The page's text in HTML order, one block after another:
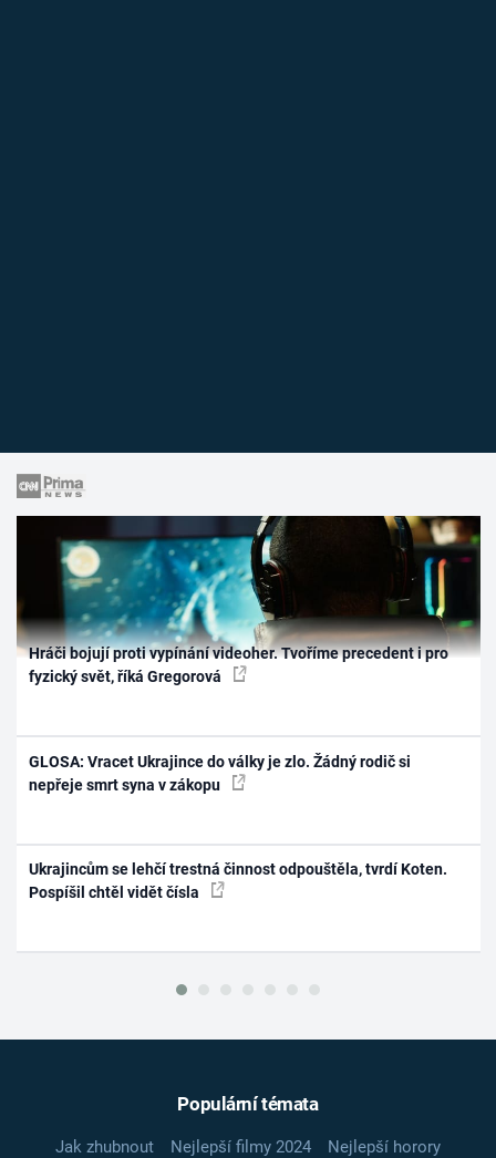
Hráči bojují proti vypínání videoher. Tvoříme precedent i pro
fyzický svět, říká Gregorová
GLOSA: Vracet Ukrajince do války je zlo. Žádný rodič si
nepřeje smrt syna v zákopu
Ukrajincům se lehčí trestná činnost odpouštěla, tvrdí Koten.
Pospíšil chtěl vidět čísla
Populární témata
Jak zhubnout Nejlepší filmy 2024
Nejlepší horory